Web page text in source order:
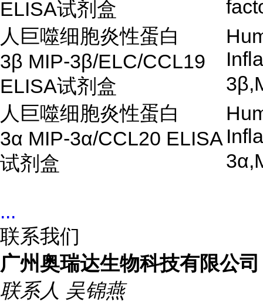
ELISA试剂盒
人巨噬细胞炎性蛋白
3β MIP-3β/ELC/CCL19
ELISA试剂盒
3β
人巨噬细胞炎性蛋白
3α MIP-3α/CCL20 ELISA
试剂盒
3α
...
联系我们
广州奥瑞达生物科技有限公司
联系人 吴锦燕